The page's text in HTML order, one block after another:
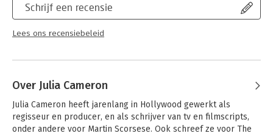
Schrijf een recensie
Lees ons recensiebeleid
Over Julia Cameron
Julia Cameron heeft jarenlang in Hollywood gewerkt als
regisseur en producer, en als schrijver van tv en filmscripts,
onder andere voor Martin Scorsese. Ook schreef ze voor The